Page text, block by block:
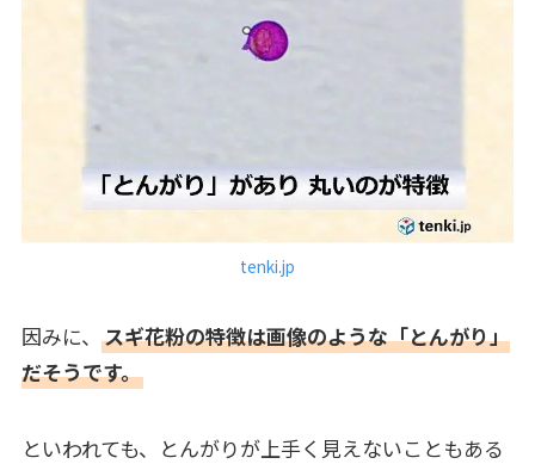
tenki.jp
因みに、 スギ花粉の特徴は画像のような「とんがり」
だそうです。
といわれても、とんがりが上手く見えないこともある